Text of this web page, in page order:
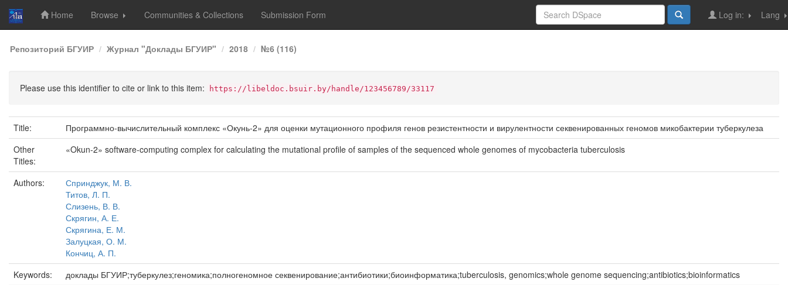
Skip
navigation
Home Browse Communities & Collections Submission Form Lang
Log in:
Репозиторий БГУИР Журнал "Доклады БГУИР" 2018 №6 (116)
Please use this identifier to cite or link to this item: https://libeldoc.bsuir.by/handle/123456789/33117
Title:
Программно-вычислительный комплекс «Окунь-2» для оценки мутационного профиля генов резистентности и вирулентности секвенированных геномов микобактерии туберкулеза
Other
Titles:
«Okun-2» software-computing complex for calculating the mutational profile of samples of the sequenced whole genomes of mycobacteria tuberculosis
Authors:
Спринджук, М. В.
Титов, Л. П.
Слизень, В. В.
Скрягин, А. Е.
Скрягина, Е. М.
Залуцкая, О. М.
Кончиц, А. П.
Keywords:
доклады БГУИР;туберкулез;геномика;полногеномное секвенирование;антибиотики;биоинформатика;tuberculosis, genomics;whole genome sequencing;antibiotics;bioinformatics